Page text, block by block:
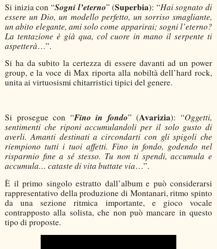
Si inizia con “Sogni l’eterno” (Superbia): “Hai sognato di
essere un Dio, un modello perfetto, un sorriso smagliante,
un abito elegante, ami solo come apparirai; sogni l’eterno?
La tentazione è già qua, col cuore in mano il serpente ti
aspetterà…”.
Si ha da subito la certezza di essere davanti ad un power
group, e la voce di Max riporta alla nobiltà dell’hard rock,
unita ai virtuosismi chitarristici tipici del genere.
Si prosegue con “Fino in fondo” (Avarizia): “Oggetti,
sentimenti che riponi accumulandoli per il solo gusto di
averli. Amanti destinati a circondarti con gli spigoli che
riempiono tutti i tuoi affetti. Fino in fondo, godendo nel
risparmio fine a sé stesso. Tu non ti spendi, accumula e
accumula… cataste di vita buttate via…”.
È il primo singolo estratto dall’album e può considerarsi
rappresentativo della produzione di Montanari, ritmo spinto
da una sezione ritmica importante, e gioco vocale
contrapposto alla solista, che non può mancare in questo
tipo di proposte.